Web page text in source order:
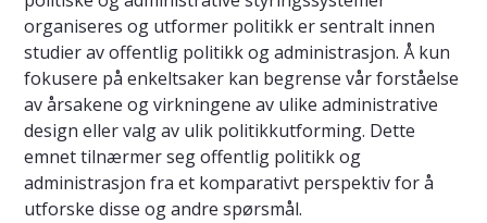
organiseres og utformer politikk er sentralt innen
studier av offentlig politikk og administrasjon. Å kun
fokusere på enkeltsaker kan begrense vår forståelse
av årsakene og virkningene av ulike administrative
design eller valg av ulik politikkutforming. Dette
emnet tilnærmer seg offentlig politikk og
administrasjon fra et komparativt perspektiv for å
utforske disse og andre spørsmål.